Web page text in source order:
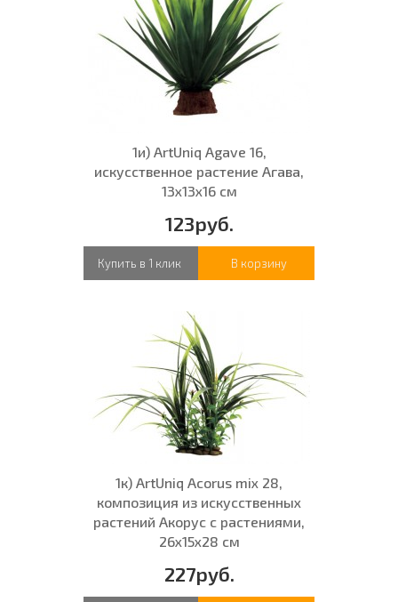
1и) ArtUniq Agave 16,
искусственное растение Агава,
13x13x16 см
123руб.
Купить в 1 клик В корзину
1к) ArtUniq Acorus mix 28,
композиция из искусственных
растений Акорус с растениями,
26x15x28 см
227руб.